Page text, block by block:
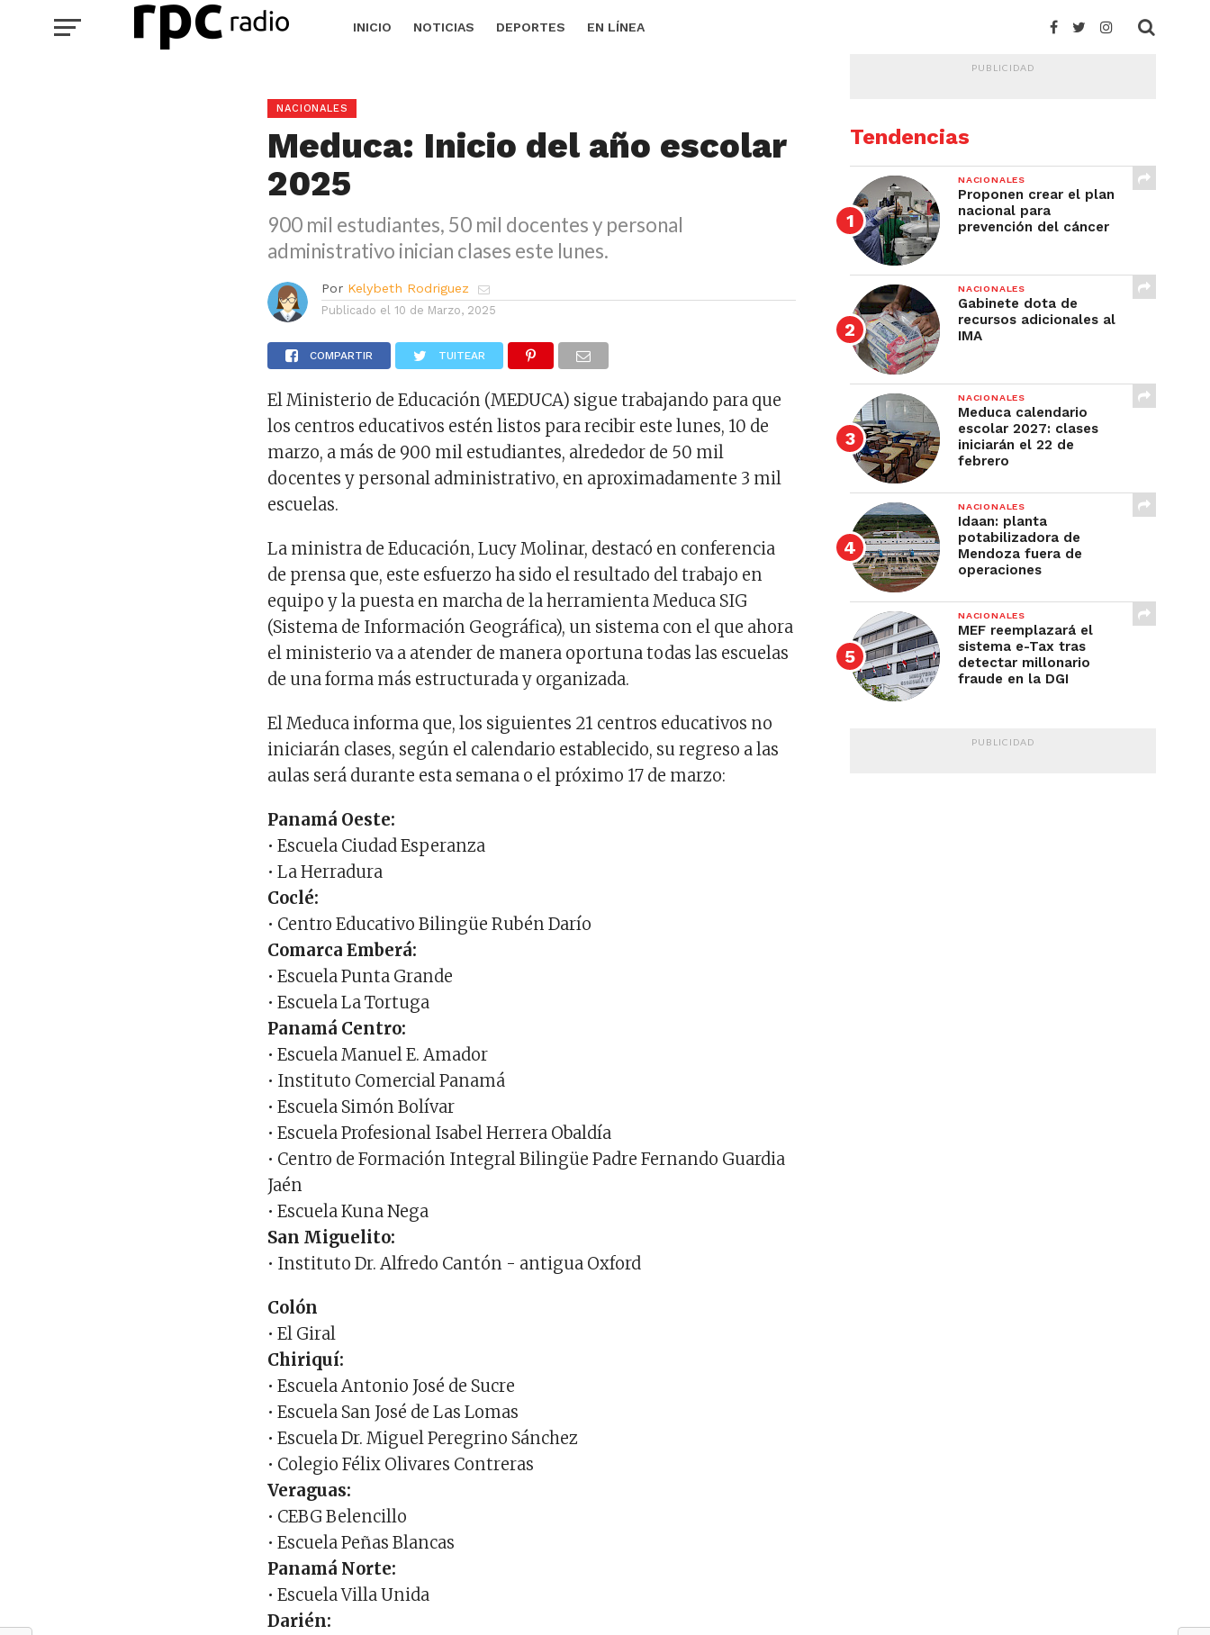
INICIO NOTICIAS DEPORTES EN LÍNEA
NACIONALES
Meduca: Inicio del año escolar
2025
900 mil estudiantes, 50 mil docentes y personal
administrativo inician clases este lunes.
Por Kelybeth Rodriguez
Publicado el 10 de Marzo, 2025
COMPARTIR TUITEAR
El Ministerio de Educación (MEDUCA) sigue trabajando para que
los centros educativos estén listos para recibir este lunes, 10 de
marzo, a más de 900 mil estudiantes, alrededor de 50 mil
docentes y personal administrativo, en aproximadamente 3 mil
escuelas.
La ministra de Educación, Lucy Molinar, destacó en conferencia
de prensa que, este esfuerzo ha sido el resultado del trabajo en
equipo y la puesta en marcha de la herramienta Meduca SIG
(Sistema de Información Geográfica), un sistema con el que ahora
el ministerio va a atender de manera oportuna todas las escuelas
de una forma más estructurada y organizada.
El Meduca informa que, los siguientes 21 centros educativos no
iniciarán clases, según el calendario establecido, su regreso a las
aulas será durante esta semana o el próximo 17 de marzo:
Panamá Oeste:
• Escuela Ciudad Esperanza
• La Herradura
Coclé:
• Centro Educativo Bilingüe Rubén Darío
Comarca Emberá:
• Escuela Punta Grande
• Escuela La Tortuga
Panamá Centro:
• Escuela Manuel E. Amador
• Instituto Comercial Panamá
• Escuela Simón Bolívar
• Escuela Profesional Isabel Herrera Obaldía
• Centro de Formación Integral Bilingüe Padre Fernando Guardia
Jaén
• Escuela Kuna Nega
San Miguelito:
• Instituto Dr. Alfredo Cantón - antigua Oxford
Colón
• El Giral
Chiriquí:
• Escuela Antonio José de Sucre
• Escuela San José de Las Lomas
• Escuela Dr. Miguel Peregrino Sánchez
• Colegio Félix Olivares Contreras
Veraguas:
• CEBG Belencillo
• Escuela Peñas Blancas
Panamá Norte:
• Escuela Villa Unida
Darién:
PUBLICIDAD
Tendencias
NACIONALES
Proponen crear el plan
nacional para
prevención del cáncer
NACIONALES
Gabinete dota de
recursos adicionales al
IMA
NACIONALES
Meduca calendario
escolar 2027: clases
iniciarán el 22 de
febrero
NACIONALES
Idaan: planta
potabilizadora de
Mendoza fuera de
operaciones
NACIONALES
MEF reemplazará el
sistema e-Tax tras
detectar millonario
fraude en la DGI
PUBLICIDAD